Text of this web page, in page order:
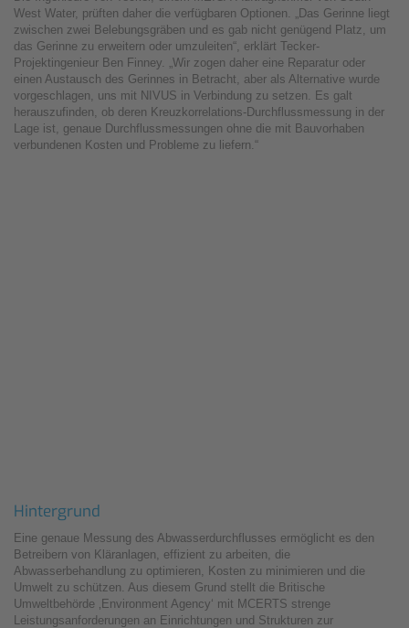
West Water, prüften daher die verfügbaren Optionen. „Das Gerinne liegt
zwischen zwei Belebungsgräben und es gab nicht genügend Platz, um
das Gerinne zu erweitern oder umzuleiten“, erklärt Tecker-
Projektingenieur Ben Finney. „Wir zogen daher eine Reparatur oder
einen Austausch des Gerinnes in Betracht, aber als Alternative wurde
vorgeschlagen, uns mit NIVUS in Verbindung zu setzen. Es galt
herauszufinden, ob deren Kreuzkorrelations-Durchflussmessung in der
Lage ist, genaue Durchflussmessungen ohne die mit Bauvorhaben
verbundenen Kosten und Probleme zu liefern.“
Hintergrund
Eine genaue Messung des Abwasserdurchflusses ermöglicht es den
Betreibern von Kläranlagen, effizient zu arbeiten, die
Abwasserbehandlung zu optimieren, Kosten zu minimieren und die
Umwelt zu schützen. Aus diesem Grund stellt die Britische
Umweltbehörde ‚Environment Agency‘ mit MCERTS strenge
Leistungsanforderungen an Einrichtungen und Strukturen zur